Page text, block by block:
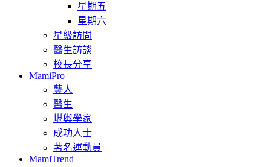
星期五
星期六
星級訪問
醫生訪談
校長分享
MamiPro
藝人
醫生
堪輿學家
成功人士
著名運動員
MamiTrend